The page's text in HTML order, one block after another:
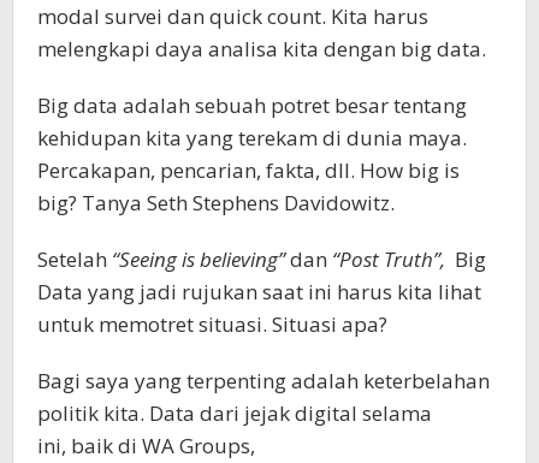
modal survei dan quick count. Kita harus
melengkapi daya analisa kita dengan big data.
Big data adalah sebuah potret besar tentang
kehidupan kita yang terekam di dunia maya.
Percakapan, pencarian, fakta, dll. How big is
big? Tanya Seth Stephens Davidowitz.
Setelah “Seeing is believing”dan “Post Truth”, Big
Data yang jadi rujukan saat ini harus kita lihat
untuk memotret situasi. Situasi apa?
Bagi saya yang terpenting adalah keterbelahan
politik kita. Data dari jejak digital selama
ini, baik di WA Groups,